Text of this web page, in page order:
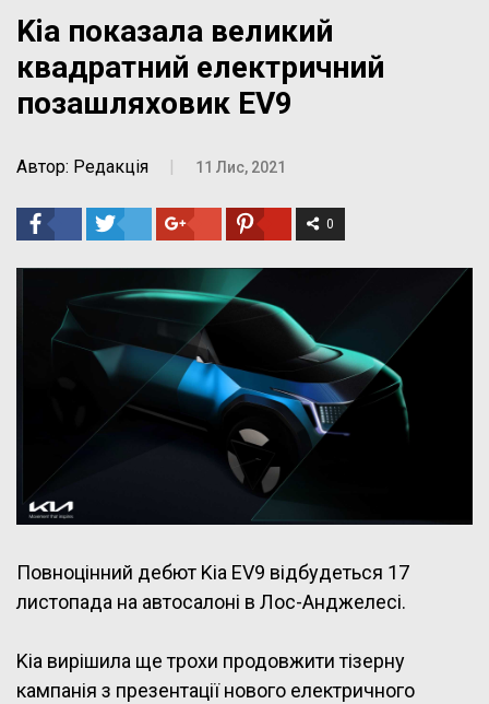
Kia показала великий
квадратний електричний
позашляховик EV9
Автор: Редакція | 11 Лис, 2021
0
Повноцінний дебют Kia EV9 відбудеться 17
листопада на автосалоні в Лос-Анджелесі.
Kia вирішила ще трохи продовжити тізерну
кампанія з презентації нового електричного